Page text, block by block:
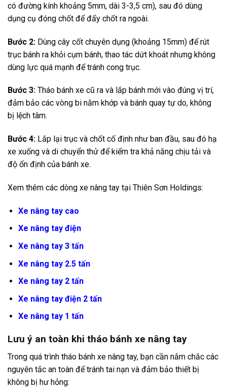
có đường kính khoảng 5mm, dài 3-3,5 cm), sau đó dùng
dụng cụ đóng chốt để đẩy chốt ra ngoài.
Bước 2: Dùng cây cốt chuyên dụng (khoảng 15mm) để rút
trục bánh ra khỏi cụm bánh, thao tác dứt khoát nhưng không
dùng lực quá mạnh để tránh cong trục.
Bước 3: Tháo bánh xe cũ ra và lắp bánh mới vào đúng vị trí,
đảm bảo các vòng bi nằm khớp và bánh quay tự do, không
bị lệch tâm.
Bước 4: Lắp lại trục và chốt cố định như ban đầu, sau đó hạ
xe xuống và di chuyển thử để kiểm tra khả năng chịu tải và
độ ổn định của bánh xe.
Xem thêm các dòng xe nâng tay tại Thiên Sơn Holdings:
Xe nâng tay cao
Xe nâng tay điện
Xe nâng tay 3 tấn
Xe nâng tay 2.5 tấn
Xe nâng tay 2 tấn
Xe nâng tay điện 2 tấn
Xe nâng tay 1 tấn
Lưu ý an toàn khi tháo bánh xe nâng tay
Trong quá trình tháo bánh xe nâng tay, bạn cần nắm chắc các
nguyên tắc an toàn để tránh tai nạn và đảm bảo thiết bị
không bị hư hỏng: